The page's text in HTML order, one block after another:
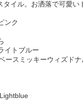
タイル。お洒落で可愛い
ースミッキーウィズド